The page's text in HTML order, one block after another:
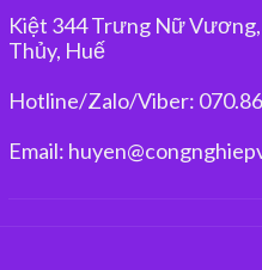
Kiệt 344 Trưng Nữ
Thủy, Huế
Hotline/Zalo/Viber:
Email: